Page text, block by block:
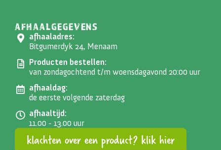
AFHAALGEGEVENS
afhaaladres:
Bitgumerdyk 24, Menaam
Producten bestellen:
van zondagochtend t/m woensdagavond 20:00 uur
afhaaldag:
de eerste volgende zaterdag
afhaaltijd:
11.00 - 13.00 uur
klachten over een product? klik hier